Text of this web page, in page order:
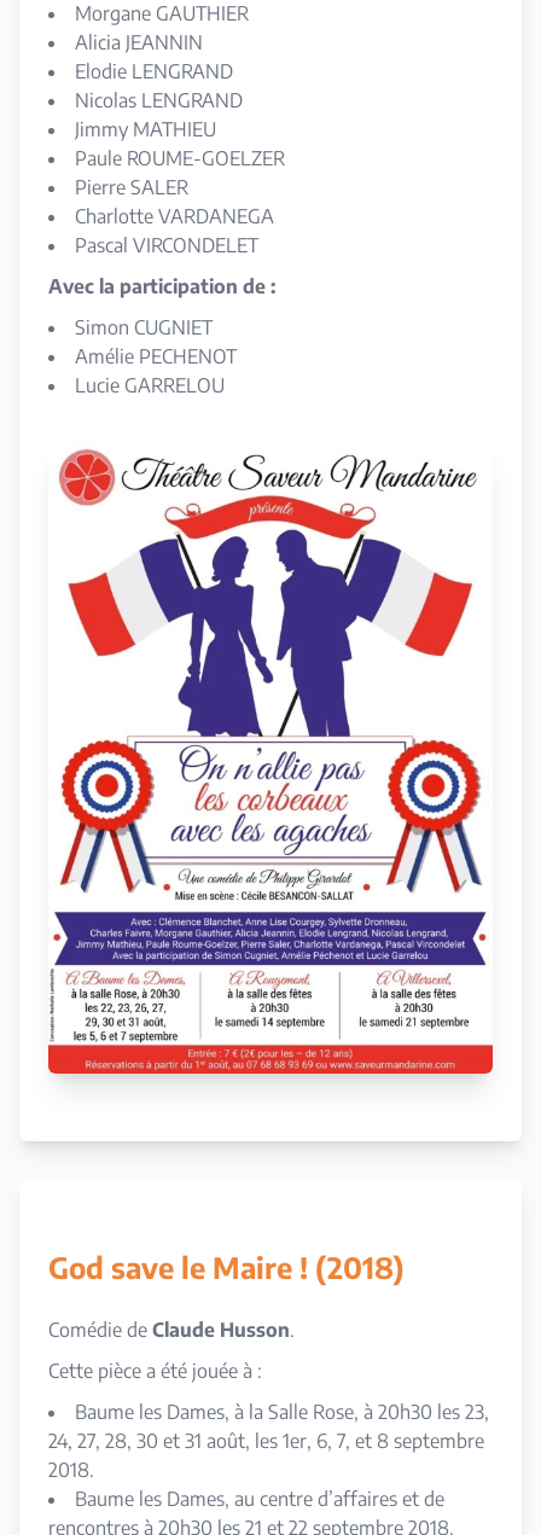
Morgane GAUTHIER
Alicia JEANNIN
Elodie LENGRAND
Nicolas LENGRAND
Jimmy MATHIEU
Paule ROUME-GOELZER
Pierre SALER
Charlotte VARDANEGA
Pascal VIRCONDELET
Avec la participation de :
Simon CUGNIET
Amélie PECHENOT
Lucie GARRELOU
God save le Maire ! (2018)
Comédie de Claude Husson.
Cette pièce a été jouée à :
Baume les Dames, à la Salle Rose, à 20h30 les 23,
24, 27, 28, 30 et 31 août, les 1er, 6, 7, et 8 septembre
2018.
Baume les Dames, au centre d’affaires et de
rencontres à 20h30 les 21 et 22 septembre 2018.